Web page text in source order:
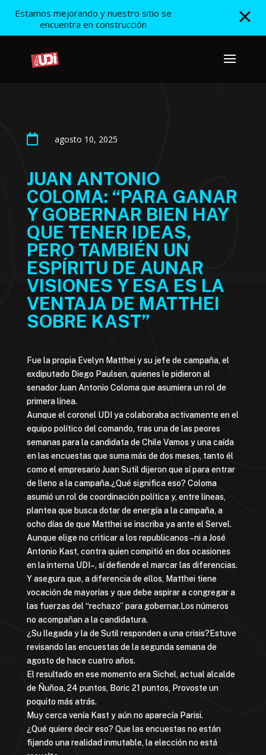
Estamos mejorando y nuestro sitio se
encuentra en construcción
 agosto 10, 2025
JUAN ANTONIO
COLOMA: “PARA GANAR
Y GOBERNAR BIEN HAY
QUE TENER IDEAS,
PERO TAMBIÉN UN
ESPÍRITU DE AUNAR
VISIONES Y ESA ES LA
VENTAJA DE MATTHEI
SOBRE KAST”
Fue la propia Evelyn Matthei y su jefe de campaña, el
exdiputado Diego Paulsen, quienes le pidieron al
senador Juan Antonio Coloma que asumiera un rol de
primera línea.
Aunque el coronel UDI ya colaboraba activamente en el
equipo político del comando, tras una de las peores
semanas para la candidata de Chile Vamos y una caída
en las encuestas que suma más de dos meses, tanto él
como el empresario Juan Sutil dijeron que sí para entrar
de lleno a la campaña.¿Qué significa eso? Coloma
asumió un rol de coordinación política y, entre líneas,
plantea que busca dotar de energía a la campaña, a
ocho días de que Matthei se inscriba ya ante el Servel.
Aunque elige no criticar a los republicanos –ni a José
Antonio Kast, contra quien compitió en dos ocasiones
en la interna UDI–, sí defiende el marcar las diferencias.
Y asegura que, a diferencia de ellos, Matthei tiene
vocación de mayorías y que debe aspirar a congregar a
las fuerzas del “rechazo” para gobernar.Los números
no acompañan a la candidatura.
¿Su llegada y la de Sutil responden a una crisis?Estuve
revisando las encuestas de la segunda semana de
agosto de hace cuatro años.
El resultado en ese momento era Sichel, actual alcalde
de Ñuñoa, 24 puntos, Boric 21 puntos, Provoste un
poquito más atrás.
Muy cerca venía Kast y aún no aparecía Parisi.
¿Qué quiere decir eso? Que las encuestas no están
fijando una realidad inmutable, la elección no está